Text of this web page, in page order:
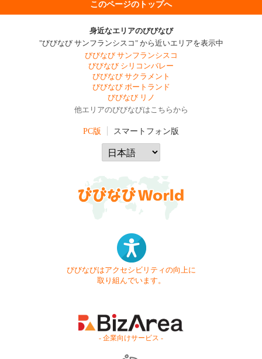
このページのトップへ
身近なエリアのびびなび
"びびなび サンフランシスコ" から近いエリアを表示中
びびなび サンフランシスコ
びびなび シリコンバレー
びびなび サクラメント
びびなび ポートランド
びびなび リノ
他エリアのびびなびはこちらから
PC版 スマートフォン版
びびなびはアクセシビリティの向上に
取り組んでいます。
- 企業向けサービス -